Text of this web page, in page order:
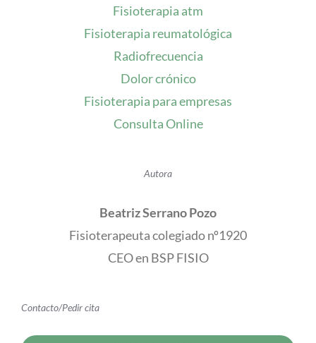
Fisioterapia atm
Fisioterapia reumatológica
Radiofrecuencia
Dolor crónico
Fisioterapia para empresas
Consulta Online
Autora
Beatriz Serrano Pozo
Fisioterapeuta colegiado nº1920
CEO en BSP FISIO
Contacto/Pedir cita